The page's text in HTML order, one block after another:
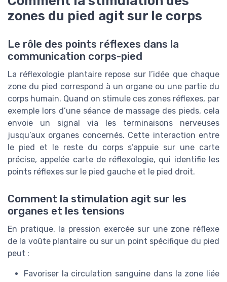
zones du pied agit sur le corps
Le rôle des points réflexes dans la
communication corps-pied
La réflexologie plantaire repose sur l’idée que chaque
zone du pied correspond à un organe ou une partie du
corps humain. Quand on stimule ces zones réflexes, par
exemple lors d’une séance de massage des pieds, cela
envoie un signal via les terminaisons nerveuses
jusqu’aux organes concernés. Cette interaction entre
le pied et le reste du corps s’appuie sur une carte
précise, appelée carte de réflexologie, qui identifie les
points réflexes sur le pied gauche et le pied droit.
Comment la stimulation agit sur les
organes et les tensions
En pratique, la pression exercée sur une zone réflexe
de la voûte plantaire ou sur un point spécifique du pied
peut :
Favoriser la circulation sanguine dans la zone liée